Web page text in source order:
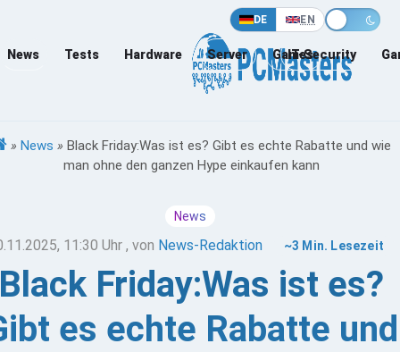
DE EN
News Tests Hardware Server Games
IT-Security
» News » Black Friday:Was ist es? Gibt es echte Rabatte und wie
man ohne den ganzen Hype einkaufen kann
News
11:30 Uhr , von News-Redaktion ~3 Min. Lesezeit
Friday:Was ist es?
es echte Rabatte und